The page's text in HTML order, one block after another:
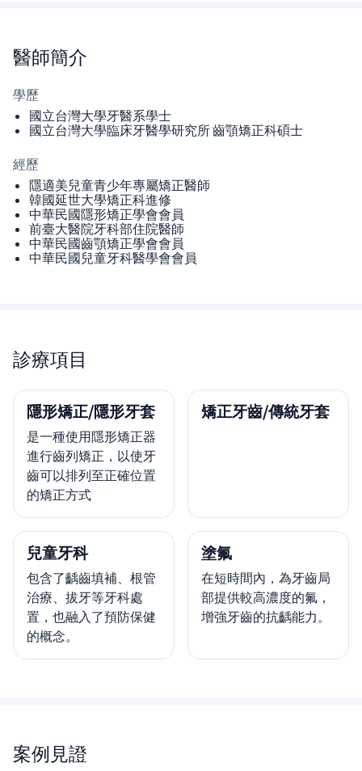
醫師簡介
學歷
國立台灣大學牙醫系學士
國立台灣大學臨床牙醫學研究所 齒顎矯正科碩士
經歷
隱適美兒童青少年專屬矯正醫師
韓國延世大學矯正科進修
中華民國隱形矯正學會會員
前臺大醫院牙科部住院醫師
中華民國齒顎矯正學會會員
中華民國兒童牙科醫學會會員
診療項目
隱形矯正/隱形牙套
是一種使用隱形矯正器
進行齒列矯正，以使牙
齒可以排列至正確位置
的矯正方式
矯正牙齒/傳統牙套
兒童牙科
包含了齲齒填補、根管
治療、拔牙等牙科處
置，也融入了預防保健
的概念。
塗氟
在短時間內，為牙齒局
部提供較高濃度的氟，
增強牙齒的抗齲能力。
案例見證